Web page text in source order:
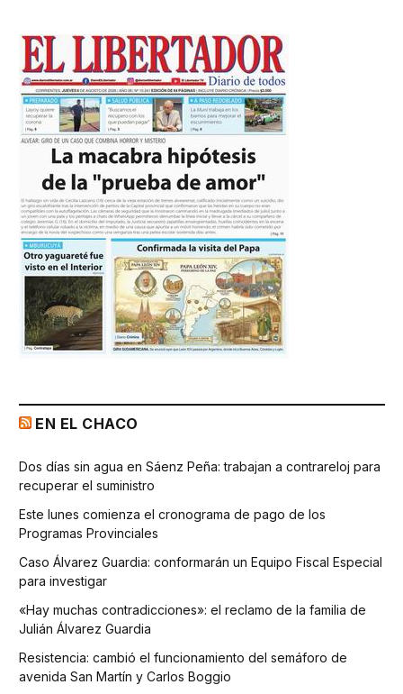
EN EL CHACO
Dos días sin agua en Sáenz Peña: trabajan a contrareloj para
recuperar el suministro
Este lunes comienza el cronograma de pago de los
Programas Provinciales
Caso Álvarez Guardia: conformarán un Equipo Fiscal Especial
para investigar
«Hay muchas contradicciones»: el reclamo de la familia de
Julián Álvarez Guardia
Resistencia: cambió el funcionamiento del semáforo de
avenida San Martín y Carlos Boggio